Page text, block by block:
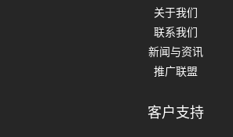
关于我们
联系我们
新闻与资讯
推广联盟
客户支持